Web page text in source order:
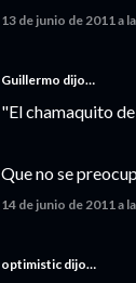
13 de junio de 2011 a
Guillermo dijo…
"El chamaquito
Que no se
14 de junio de 2011 a
optimistic dijo…